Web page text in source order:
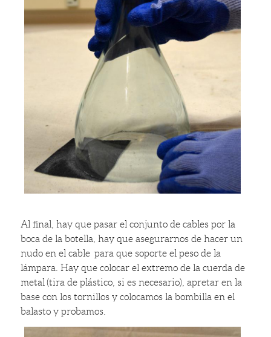
Al final, hay que pasar el conjunto de cables por la
boca de la botella, hay que asegurarnos de hacer un
nudo en el cable para que soporte el peso de la
lámpara. Hay que colocar el extremo de la cuerda de
metal (tira de plástico, si es necesario), apretar en la
base con los tornillos y colocamos la bombilla en el
balasto y probamos.